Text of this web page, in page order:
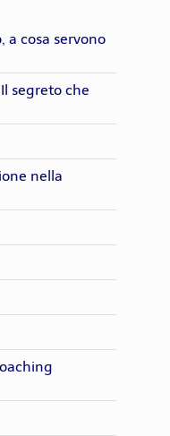
a cosa servono
segreto che
nella